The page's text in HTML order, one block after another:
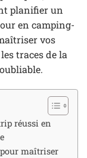
planifier un
en camping-
vos
traces de la
réussi en
maîtriser